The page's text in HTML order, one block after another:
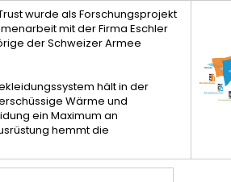
wurde als Forschungsprojekt
mit der Firma Eschler
der Schweizer Armee
hält in der
Wärme und
ein Maximum an
hemmt die